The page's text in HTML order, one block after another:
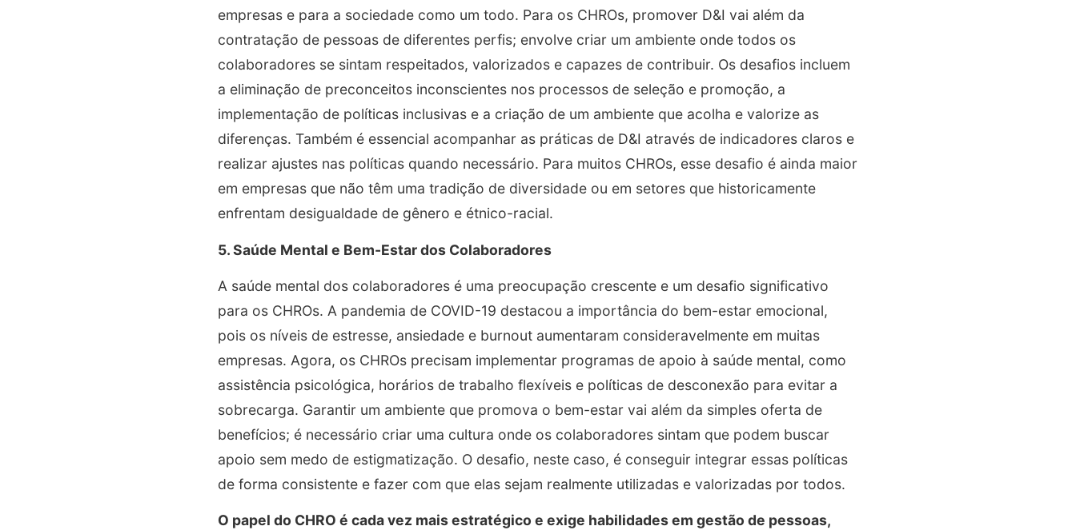
empresas e para a sociedade como um todo. Para os CHROs, promover D&I vai além da
contratação de pessoas de diferentes perfis; envolve criar um ambiente onde todos os
colaboradores se sintam respeitados, valorizados e capazes de contribuir. Os desafios incluem
a eliminação de preconceitos inconscientes nos processos de seleção e promoção, a
implementação de políticas inclusivas e a criação de um ambiente que acolha e valorize as
diferenças. Também é essencial acompanhar as práticas de D&I através de indicadores claros e
realizar ajustes nas políticas quando necessário. Para muitos CHROs, esse desafio é ainda maior
em empresas que não têm uma tradição de diversidade ou em setores que historicamente
enfrentam desigualdade de gênero e étnico-racial.
5. Saúde Mental e Bem-Estar dos Colaboradores
A saúde mental dos colaboradores é uma preocupação crescente e um desafio significativo
para os CHROs. A pandemia de COVID-19 destacou a importância do bem-estar emocional,
pois os níveis de estresse, ansiedade e burnout aumentaram consideravelmente em muitas
empresas. Agora, os CHROs precisam implementar programas de apoio à saúde mental, como
assistência psicológica, horários de trabalho flexíveis e políticas de desconexão para evitar a
sobrecarga. Garantir um ambiente que promova o bem-estar vai além da simples oferta de
benefícios; é necessário criar uma cultura onde os colaboradores sintam que podem buscar
apoio sem medo de estigmatização. O desafio, neste caso, é conseguir integrar essas políticas
de forma consistente e fazer com que elas sejam realmente utilizadas e valorizadas por todos.
O papel do CHRO é cada vez mais estratégico e exige habilidades em gestão de pessoas,